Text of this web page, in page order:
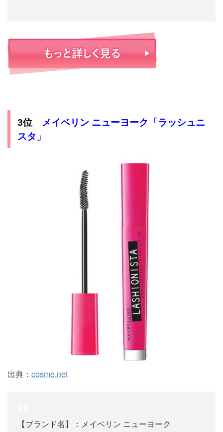
3位
メイベリン ニューヨーク「ラッシュニ
スタ」
出典： cosme.net
【ブランド名】：メイベリン ニューヨーク